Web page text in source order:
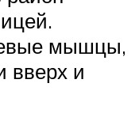
мышцы,
вверх и